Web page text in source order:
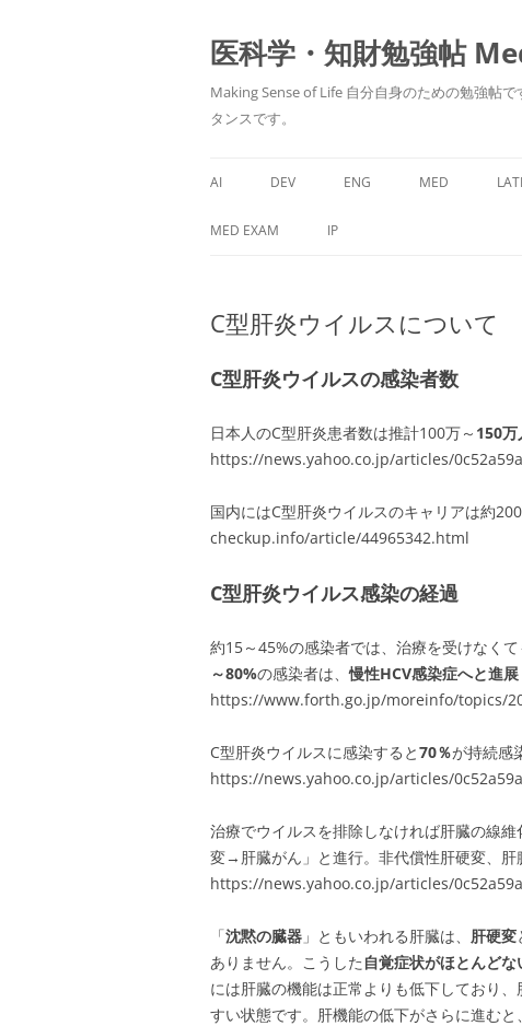
医科学・知財勉強帖
Making Sense of Life 自分自身のための勉強帖
タンスです。
AI DEV ENG MED
MED EXAM IP
C型肝炎ウイルスについて
C型肝炎ウイルスの感染者数
日本人のC型肝炎患者数は推計100万～ 150万
https://news.yahoo.co.jp/articles/
国内にはC型肝炎ウイルスのキャリアは約
checkup.info/article/44965342.html
C型肝炎ウイルス感染の経過
約15～45%の感染者では、治療を受けなく
～80%の感染者は、慢性HCV感染症へと進
https://www.forth.go.jp/moreinfo/topics/
C型肝炎ウイルスに感染すると70％が持続感
https://news.yahoo.co.jp/articles/
治療でウイルスを排除しなければ肝臓の線
変→肝臓がん」と進行。非代償性肝硬変、肝
https://news.yahoo.co.jp/articles/
「沈黙の臓器 」ともいわれる肝臓は、 肝硬変
ありません。こうした 自覚症状がほとんどな
には肝臓の機能は正常よりも低下しており
すい状態です。肝機能の低下がさらに進むと、